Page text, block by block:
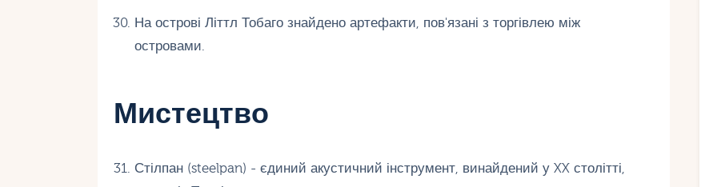
На острові Літтл Тобаго знайдено артефакти, пов'язані з торгівлею між
островами.
Мистецтво
Стілпан (steelpan) - єдиний акустичний інструмент, винайдений у XX столітті,